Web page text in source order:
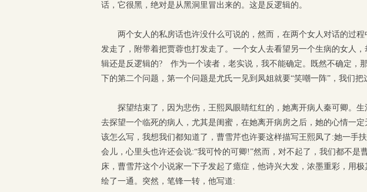
话，它很黑，绝对是从黑洞里冒出来的。这是反逻辑的。
两个女人的私房话也许没什么可说的，然而，在两个女人对话的过
发走了，附带着把贾蓉也打发走了。一个女人去看望另一个生病的女人
辑还是反逻辑的? 作为一个读者，老实说，我不能确定。既然不确定，
下的第二个问题，第一个问题是尤氏一见到凤姐就要“笑嘲一阵”，我们把
探望结束了，因为悲伤，王熙凤眼睛红红的，她离开病人秦可卿。
去探望一个临死的病人，尤其是闺蜜，在她离开病房之后，她的心情一
该怎么写，我想我们都知道了，曹雪芹也许要这样描写王熙凤了:她一手
会儿，心里头也许还会说:“我可怜的可卿!”然而，对不起了，我们都不是
床，曹雪芹这个小说家一下子发起了癔症，他诗兴大发，浓墨重彩，用
绘了一通。突然，笔锋一转，他写道: